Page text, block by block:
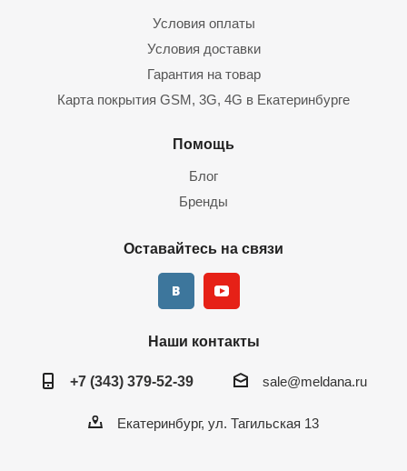
Условия оплаты
Условия доставки
Гарантия на товар
Карта покрытия GSM, 3G, 4G в Екатеринбурге
Помощь
Блог
Бренды
Оставайтесь на связи
Наши контакты
+7 (343) 379-52-39 sale@meldana.ru
Екатеринбург, ул. Тагильская 13